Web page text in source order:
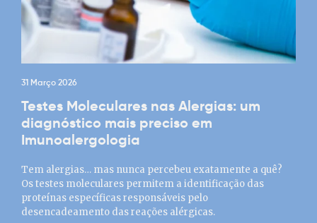
31 Março 2026
Testes Moleculares nas Alergias: um
diagnóstico mais preciso em
Imunoalergologia
Tem alergias… mas nunca percebeu exatamente a quê?
Os testes moleculares permitem a identificação das
proteínas específicas responsáveis pelo
desencadeamento das reações alérgicas.